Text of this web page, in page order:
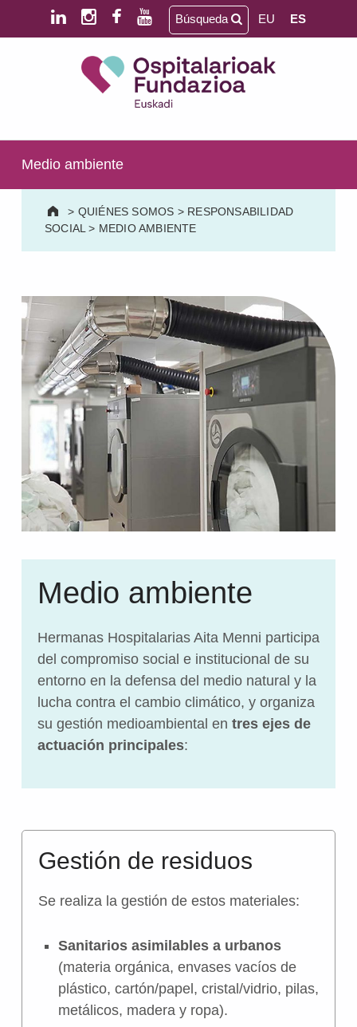
Saltar al contenido principal
Saltar al pie de página
SALUD MENTAL | DISCAPACIDAD INTELECTUAL | NEURORREHABILITACIÓN Y DAÑO CEREBRAL | PERSONA MAYOR
Búsqueda EU ES
Medio ambiente
> QUIÉNES SOMOS > RESPONSABILIDAD
SOCIAL > MEDIO AMBIENTE
Medio ambiente
Hermanas Hospitalarias Aita Menni participa
del compromiso social e institucional de su
entorno en la defensa del medio natural y la
lucha contra el cambio climático, y organiza
su gestión medioambiental en tres ejes de
actuación principales:
Gestión de residuos
Se realiza la gestión de estos materiales:
Sanitarios asimilables a urbanos
(materia orgánica, envases vacíos de
plástico, cartón/papel, cristal/vidrio, pilas,
metálicos, madera y ropa).